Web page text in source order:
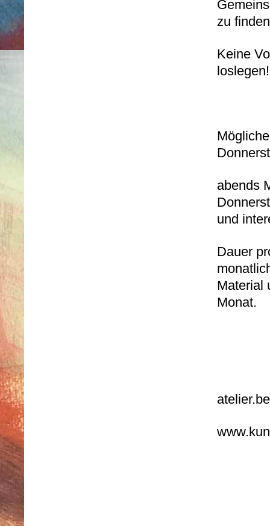
zu
Keine
loslegen!
abends
und
Dauer
Material
Monat.